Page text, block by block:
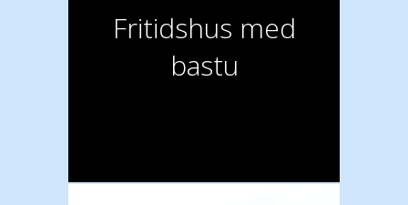
Fritidshus med
bastu